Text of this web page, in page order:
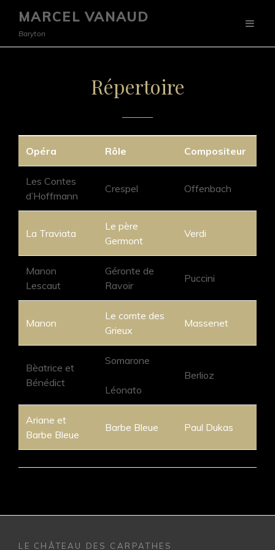
MARCEL VANAUD
Baryton
Répertoire
Opéra Rôle Compositeur
Les Contes
d’Hoffmann
Crespel Offenbach
La Traviata
Le père
Germont
Verdi
Manon
Lescaut
Géronte de
Ravoir
Puccini
Manon
Le comte des
Grieux
Massenet
Bèatrice et
Bénédict
Somarone
Léonato
Berlioz
Ariane et
Barbe Bleue
Barbe Bleue Paul Dukas
LE CHÂTEAU DES CARPATHES